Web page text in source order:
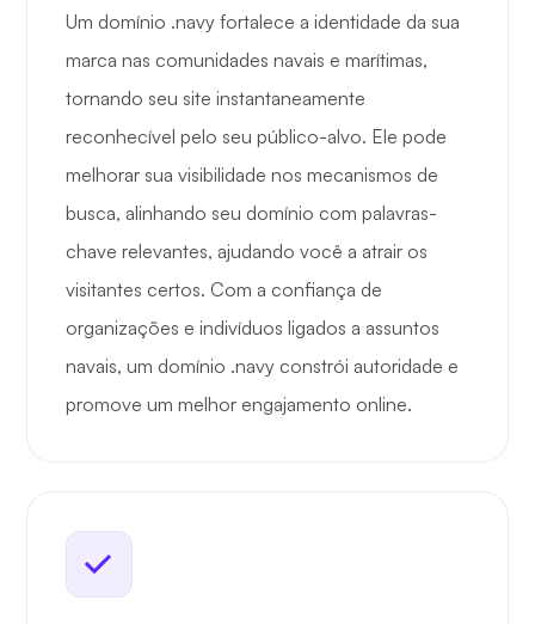
Um domínio .navy fortalece a identidade da sua
marca nas comunidades navais e marítimas,
tornando seu site instantaneamente
reconhecível pelo seu público-alvo. Ele pode
melhorar sua visibilidade nos mecanismos de
busca, alinhando seu domínio com palavras-
chave relevantes, ajudando você a atrair os
visitantes certos. Com a confiança de
organizações e indivíduos ligados a assuntos
navais, um domínio .navy constrói autoridade e
promove um melhor engajamento online.